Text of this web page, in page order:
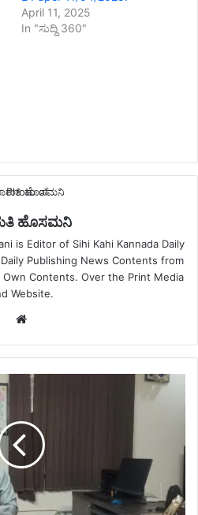
April 11, 2025
In "ಸುದ್ದಿ 360"
ಹೊಸಮನಿ
is Editor of Sihi Kahi Kannada Daily
Publishing News Contents from
Contents. Over the Print Media
Website.
Website